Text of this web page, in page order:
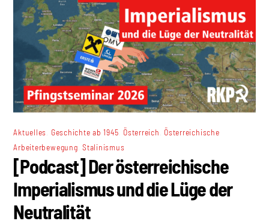
Aktuelles Geschichte ab 1945 Österreich Österreichische
Arbeiterbewegung ,Stalinismus
[Podcast] Der österreichische
Imperialismus und die Lüge der
Neutralität